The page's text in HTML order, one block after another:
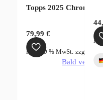
Topps 2025 Chrome
79,99 €
inkl. 19 % MwSt. zzgl.
Bald